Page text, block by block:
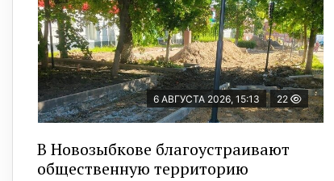
6 АВГУСТА 2026, 15:13 22
В Новозыбкове благоустраивают
общественную территорию